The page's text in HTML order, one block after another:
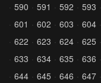
590
591 592 593
601
602 603 604
622
623 624 625
633
634 635 636
644
645 646 647